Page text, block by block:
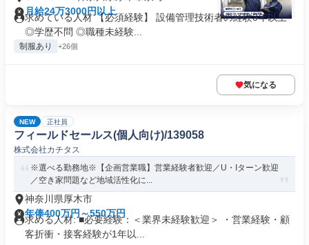
月給24万3000円以上
求めている人材 【必須経験】 設備管理技術者の経験3年以上
◎学歴不問 ◎職種未経験...
制服あり +26個
気になる
NEW 正社員
フィールドセールス(個人向け)/139058
株式会社カチタス
※選べる勤務地※【企画営業職】営業経験者歓迎／U・Iターン歓迎
／空き家問題など地域活性化に...
神奈川県厚木市
年俸400万円～550万円
求める人材: ■必要経験：＜業界未経験歓迎＞ ・営業経験・顧
客折衝・接客経験が1年以...